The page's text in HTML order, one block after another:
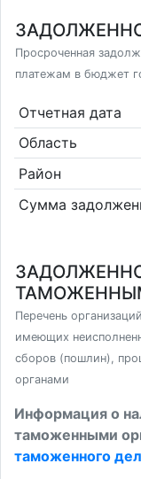
Просроченная
платежам в бюджет
Отчетная дата
Область
Район
Сумма
Перечень
имеющих
сборов (пошлин),
органами
Информация о
таможенными
таможенного